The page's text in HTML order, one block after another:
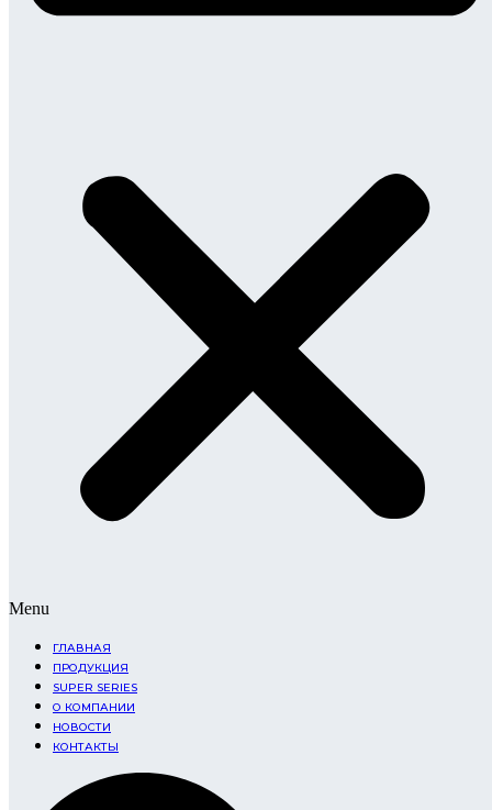
Menu
ГЛАВНАЯ
ПРОДУКЦИЯ
SUPER SERIES
О КОМПАНИИ
НОВОСТИ
КОНТАКТЫ